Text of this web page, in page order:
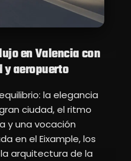
en Valencia con
y aeropuerto
la elegancia
ciudad, el ritmo
y una vocación
en el Eixample, los
arquitectura de la